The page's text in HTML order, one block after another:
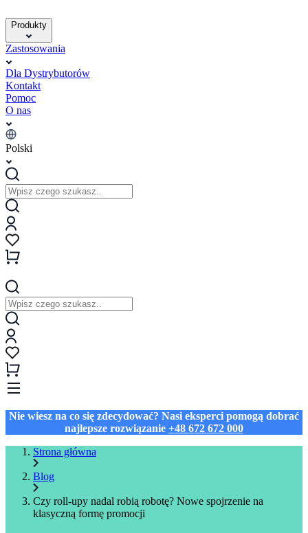
Produkty
Zastosowania
Dla Dystrybutorów
Kontakt
Pomoc
O nas
Polski
Nie wiesz na co się zdecydować? Nasi eksperci pomogą dobrać
najlepsze rozwiązanie +48 672 672 000
Strona główna
Blog
Czy roll-upy nadal robią robotę? Nowe spojrzenie na
klasyczną formę promocji